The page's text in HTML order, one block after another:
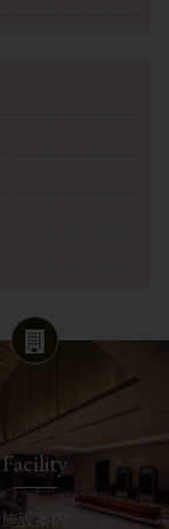
Facility
施設案内